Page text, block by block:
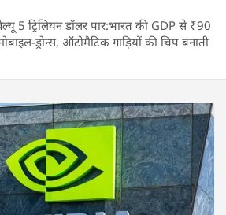
5 ट्रिलियन डॉलर पार:भारत की GDP से ₹90
ड्रोन्स, ऑटोमैटिक गाड़ियों की चिप बनाती